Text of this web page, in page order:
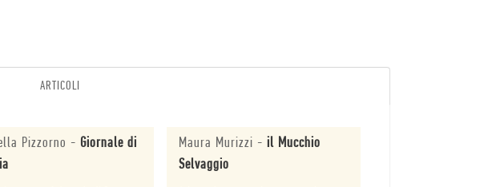
ARTICOLI
Pizzorno - Giornale di
Maura Murizzi - il Mucchio
Selvaggio